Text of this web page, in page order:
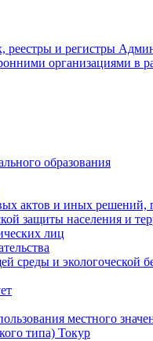
и регистры
организациями в
образования
актов и иных
защиты населения и
лиц
и экологоческой
местного
типа) Токур